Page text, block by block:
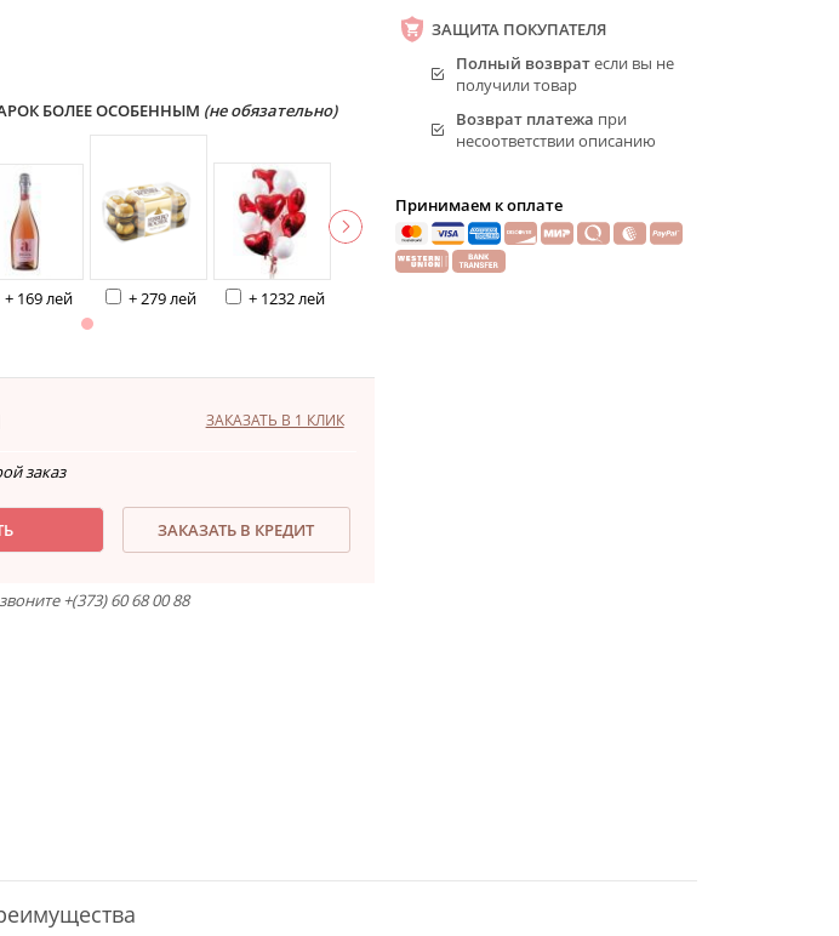
БОЛЕЕ ОСОБЕННЫМ (не обязательно)
+ 169 лей + 279 лей + 1232 лей
ЗАКАЗАТЬ В 1 КЛИК
заказ
ЗАКАЗАТЬ В КРЕДИТ
+(373) 60 68 00 88
ЗАЩИТА ПОКУПАТЕЛЯ
Полный возвратесли вы не
получили товар
Возврат платежа при
несоответствии описанию
Принимаем к оплате